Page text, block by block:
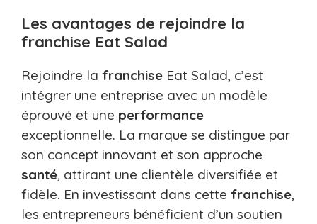
Les avantages de rejoindre la
franchise Eat Salad
Rejoindre la franchise Eat Salad, c’est
intégrer une entreprise avec un modèle
éprouvé et une performance
exceptionnelle. La marque se distingue par
son concept innovant et son approche
santé, attirant une clientèle diversifiée et
fidèle. En investissant dans cette franchise,
les entrepreneurs bénéficient d’un soutien